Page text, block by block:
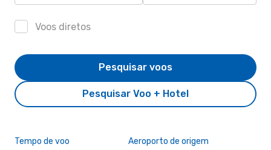
Voos diretos
Pesquisar Voo + Hotel
Pesquisar voos
Tempo de voo Aeroporto de origem